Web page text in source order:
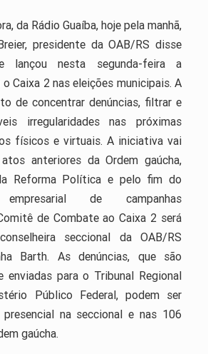
da Rádio Guaíba, hoje pela manhã,
presidente da OAB/RS disse
lançou nesta segunda-feira a
Caixa 2 nas eleições municipais. A
de concentrar denúncias, filtrar e
irregularidades nas próximas
físicos e virtuais. A iniciativa vai
anteriores da Ordem gaúcha,
Reforma Política e pelo fim do
empresarial de campanhas
de Combate ao Caixa 2 será
seccional da OAB/RS
Barth. As denúncias, que são
enviadas para o Tribunal Regional
Público Federal, podem ser
na seccional e nas 106
gaúcha.